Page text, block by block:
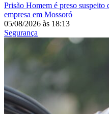
Prisão Homem é preso suspeito
empresa em Mossoró
05/08/2026 às 18:13
Segurança